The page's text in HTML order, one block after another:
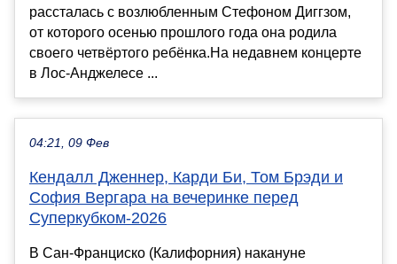
рассталась с возлюбленным Стефоном Диггзом,
от которого осенью прошлого года она родила
своего четвёртого ребёнка.На недавнем концерте
в Лос-Анджелесе ...
04:21, 09 Фев
Кендалл Дженнер, Карди Би, Том Брэди и
София Вергара на вечеринке перед
Суперкубком-2026
В Сан-Франциско (Калифорния) накануне